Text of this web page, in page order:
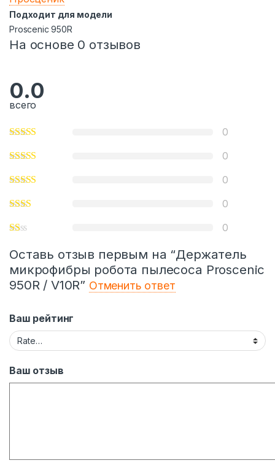
Подходит для модели
Proscenic 950R
На основе 0 отзывов
0.0
всего
0
0
0
0
0
Оставь отзыв первым на “Держатель
микрофибры робота пылесоса Proscenic
950R / V10R” Отменить ответ
Ваш рейтинг
Ваш отзыв